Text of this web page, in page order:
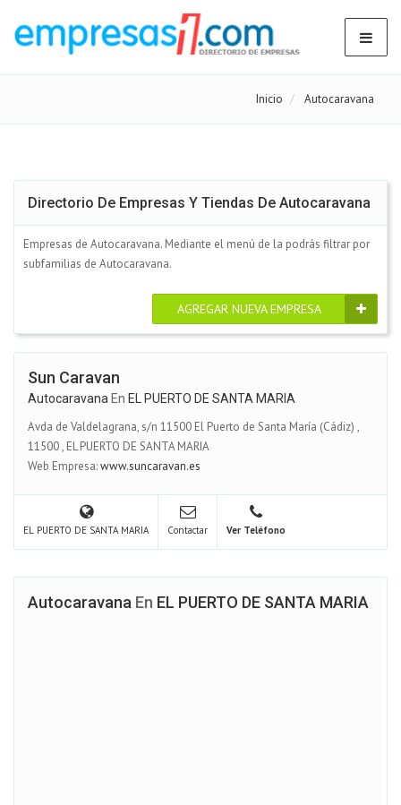
Inicio Autocaravana
Directorio De Empresas Y Tiendas De Autocaravana
Empresas de Autocaravana. Mediante el menú de la podrás filtrar por
subfamilias de Autocaravana.
AGREGAR NUEVA EMPRESA
Sun Caravan
Autocaravana En EL PUERTO DE SANTA MARIA
Avda de Valdelagrana, s/n 11500 El Puerto de Santa María (Cádiz) ,
11500, EL PUERTO DE SANTA MARIA
Web Empresa:www.suncaravan.es
EL PUERTO DE SANTA MARIA Contactar Ver Teléfono
Autocaravana En EL PUERTO DE SANTA MARIA